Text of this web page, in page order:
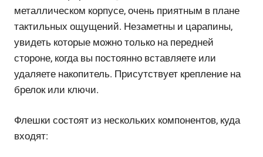
металлическом корпусе, очень приятным в плане
тактильных ощущений. Незаметны и царапины,
увидеть которые можно только на передней
стороне, когда вы постоянно вставляете или
удаляете накопитель. Присутствует крепление на
брелок или ключи.
Флешки состоят из нескольких компонентов, куда
входят: